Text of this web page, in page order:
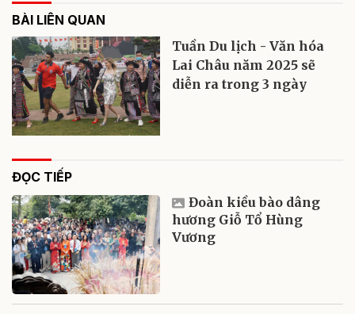
BÀI LIÊN QUAN
Tuần Du lịch - Văn hóa
Lai Châu năm 2025 sẽ
diễn ra trong 3 ngày
ĐỌC TIẾP
Đoàn kiều bào dâng
hương Giỗ Tổ Hùng
Vương